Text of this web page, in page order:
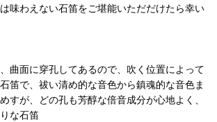
味わえない石笛をご堪能いただだけたら幸い
曲面に穿孔してあるので、吹く位置によって
笛で、祓い清め的な音色から鎮魂的な音色ま
すが、どの孔も芳醇な倍音成分が心地よく、
な石笛